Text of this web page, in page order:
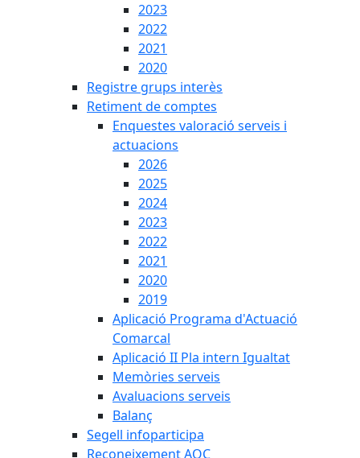
2023
2022
2021
2020
Registre grups interès
Retiment de comptes
Enquestes valoració serveis i
actuacions
2026
2025
2024
2023
2022
2021
2020
2019
Aplicació Programa d'Actuació
Comarcal
Aplicació II Pla intern Igualtat
Memòries serveis
Avaluacions serveis
Balanç
Segell infoparticipa
Reconeixement AOC